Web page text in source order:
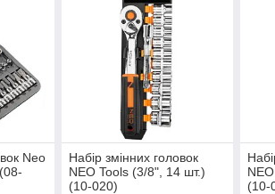
Neo
Набір змінних головок
NEO Tools (3/8", 14 шт.)
(10-020)
(10-